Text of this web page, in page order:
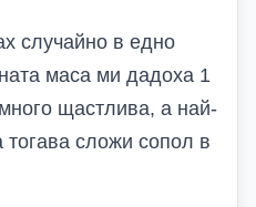
случайно в едно
маса ми дадоха 1
щастлива, а най-
сложи сопол в